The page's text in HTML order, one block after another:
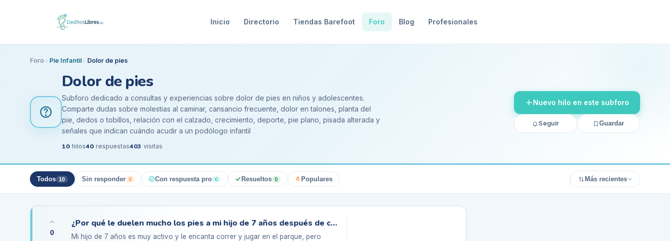
Inicio Directorio Tiendas Barefoot Foro Blog Profesionales
Foro Pie Infantil Dolor de pies
Dolor de pies
Subforo dedicado a consultas y experiencias sobre dolor de pies en niños y adolescentes.
Comparte dudas sobre molestias al caminar, cansancio frecuente, dolor en talones, planta del
pie, dedos o tobillos, relación con el calzado, crecimiento, deporte, pie plano, pisada alterada y
señales que indican cuándo acudir a un podólogo infantil
10 hilos40 respuestas403 visitas
Nuevo hilo en este subforo
Seguir Guardar
Todos 10 Sin responder 0 Con respuesta pro 0 Resueltos 0 Populares Más recientes
0
¿Por qué le duelen mucho los pies a mi hijo de 7 años después de correr en el parque?
Mi hijo de 7 años es muy activo y le encanta correr y jugar en el parque, pero